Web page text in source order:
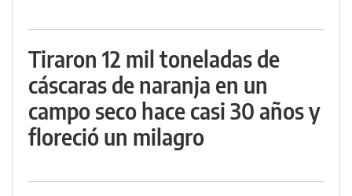
Tiraron 12 mil toneladas de
cáscaras de naranja en un
campo seco hace casi 30 años y
floreció un milagro